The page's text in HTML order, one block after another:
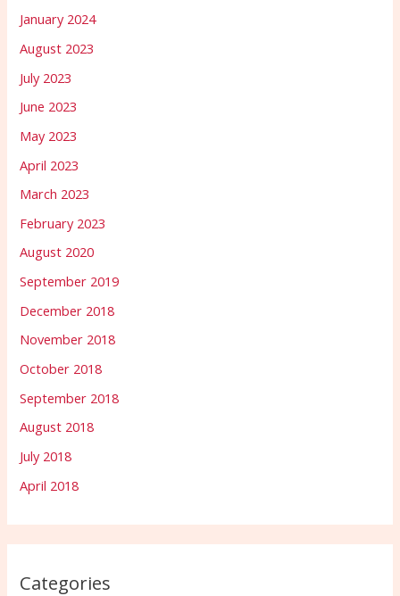
January 2024
August 2023
July 2023
June 2023
May 2023
April 2023
March 2023
February 2023
August 2020
September 2019
December 2018
November 2018
October 2018
September 2018
August 2018
July 2018
April 2018
Categories